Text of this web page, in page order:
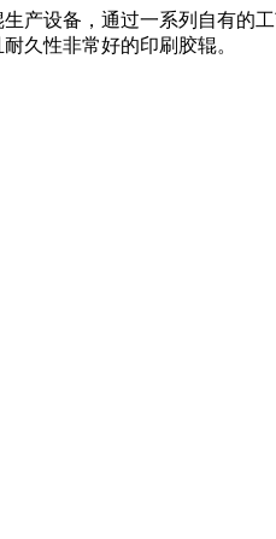
产设备，通过一系列自有
久性非常好的印刷胶辊。